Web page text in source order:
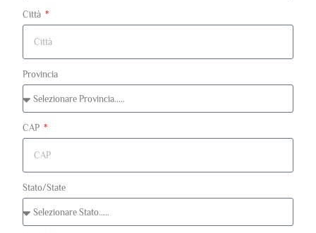
Città
Provincia
CAP
Stato/State